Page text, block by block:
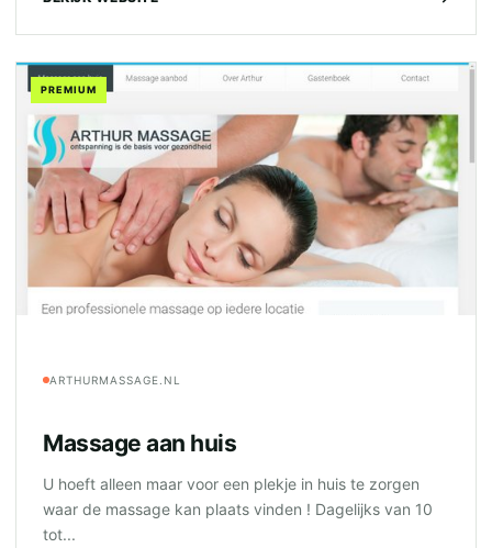
PREMIUM
ARTHURMASSAGE.NL
Massage aan huis
U hoeft alleen maar voor een plekje in huis te zorgen
waar de massage kan plaats vinden ! Dagelijks van 10
tot...